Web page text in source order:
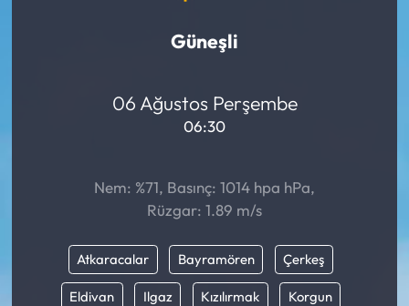
Güneşli
06 Ağustos Perşembe
06:30
Nem: %71, Basınç: 1014 hpa hPa,
Rüzgar: 1.89 m/s
Atkaracalar Bayramören Çerkeş
Eldivan Ilgaz Kızılırmak Korgun